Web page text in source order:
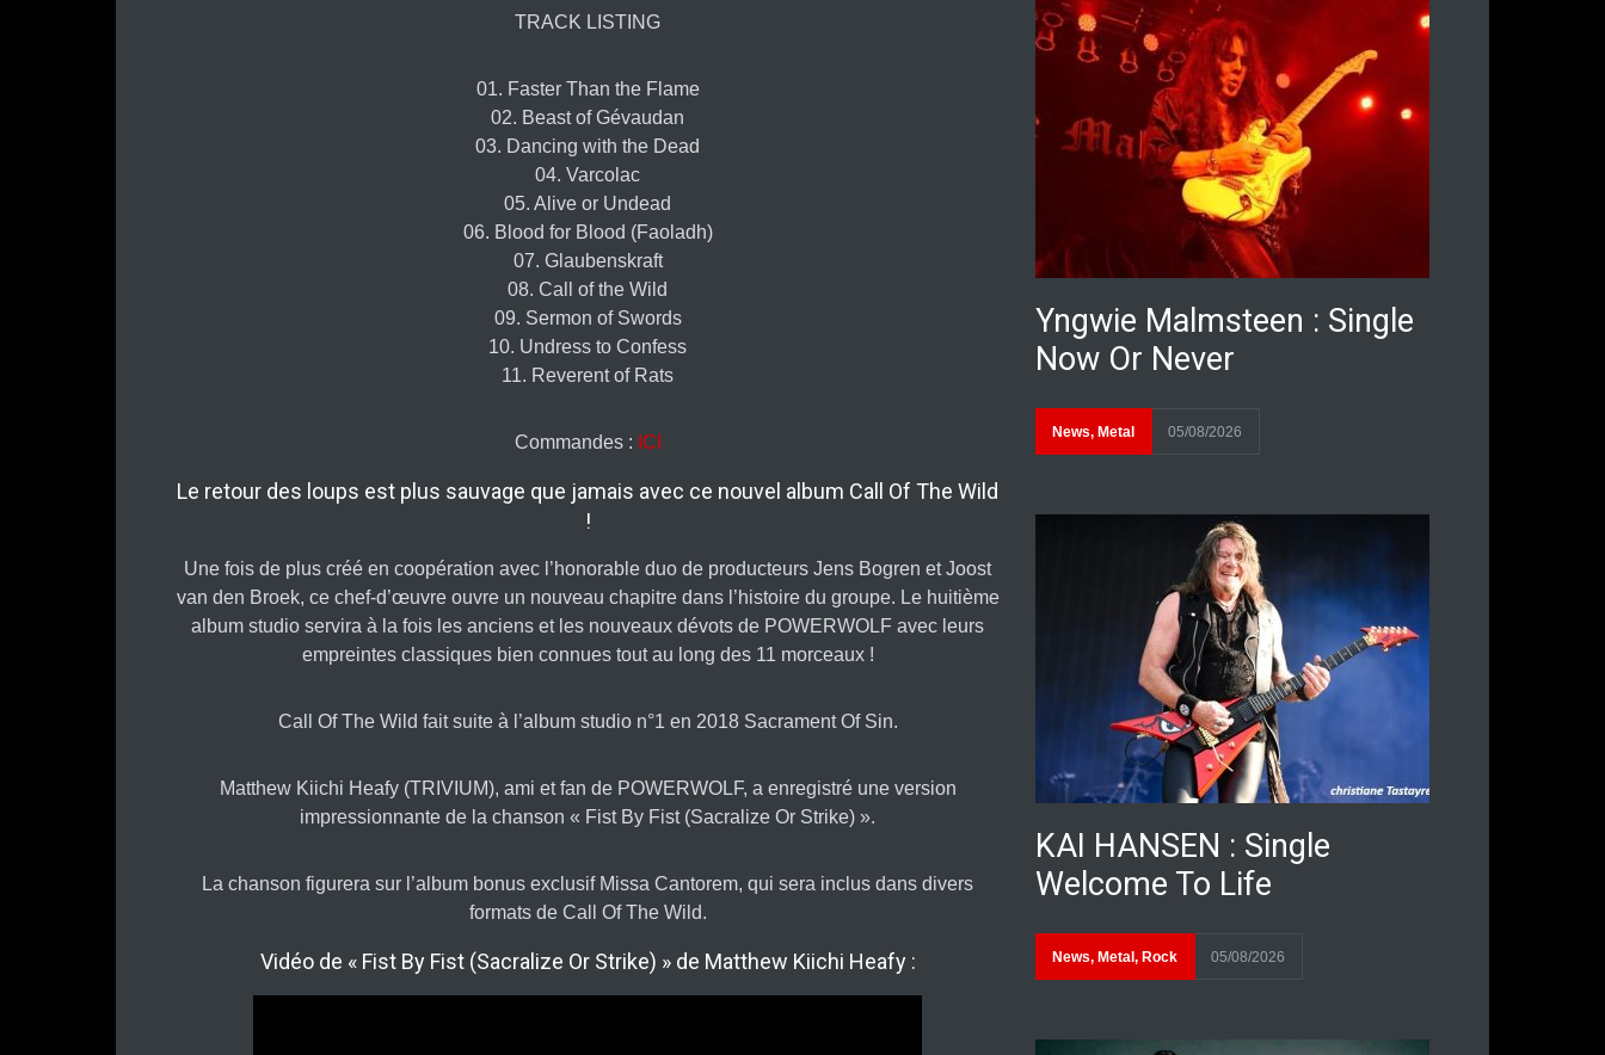
TRACK LISTING
01. Faster Than the Flame
02. Beast of Gévaudan
03. Dancing with the Dead
04. Varcolac
05. Alive or Undead
06. Blood for Blood (Faoladh)
07. Glaubenskraft
08. Call of the Wild
09. Sermon of Swords
10. Undress to Confess
11. Reverent of Rats
Commandes : ICI
Le retour des loups est plus sauvage que jamais avec ce nouvel album Call Of The Wild
!
Une fois de plus créé en coopération avec l’honorable duo de producteurs Jens Bogren et Joost
van den Broek, ce chef-d’œuvre ouvre un nouveau chapitre dans l’histoire du groupe. Le huitième
album studio servira à la fois les anciens et les nouveaux dévots de POWERWOLF avec leurs
empreintes classiques bien connues tout au long des 11 morceaux !
Call Of The Wild fait suite à l’album studio n°1 en 2018 Sacrament Of Sin.
Matthew Kiichi Heafy (TRIVIUM), ami et fan de POWERWOLF, a enregistré une version
impressionnante de la chanson « Fist By Fist (Sacralize Or Strike) ».
La chanson figurera sur l’album bonus exclusif Missa Cantorem, qui sera inclus dans divers
formats de Call Of The Wild.
Vidéo de « Fist By Fist (Sacralize Or Strike) » de Matthew Kiichi Heafy :
Yngwie Malmsteen : Single
Now Or Never
News, Metal 05/08/2026
KAI HANSEN : Single
Welcome To Life
News, Metal , Rock 05/08/2026